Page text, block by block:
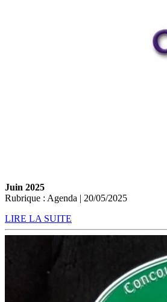
Juin 2025
Rubrique : Agenda | 20/05/2025
LIRE LA SUITE